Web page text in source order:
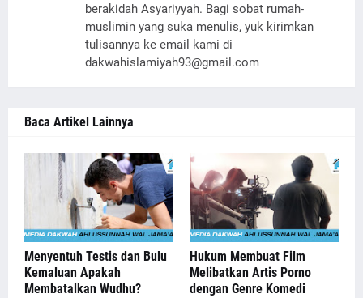
berakidah Asyariyyah. Bagi sobat rumah-
muslimin yang suka menulis, yuk kirimkan
tulisannya ke email kami di
dakwahislamiyah93@gmail.com
Baca Artikel Lainnya
Menyentuh Testis dan Bulu
Kemaluan Apakah
Membatalkan Wudhu?
Hukum Membuat Film
Melibatkan Artis Porno
dengan Genre Komedi